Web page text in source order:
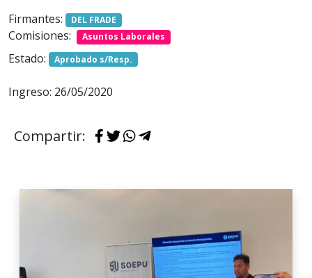
Firmantes:
DEL FRADE
Comisiones: Asuntos Laborales
Estado: Aprobado s/Resp.
Ingreso: 26/05/2020
Compartir: